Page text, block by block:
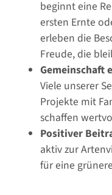
beginnt eine
ersten Ernte
erleben die
Freude, die
Gemeinschaft
Viele unserer
Projekte mit
schaffen
Positiver
aktiv zur
für eine